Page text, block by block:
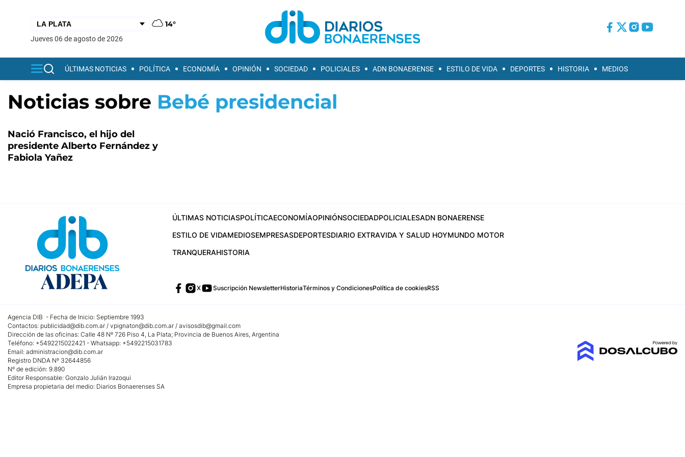
14°
jueves 06 de agosto de 2026
ÚLTIMAS NOTICIAS POLÍTICA ECONOMÍA OPINIÓN SOCIEDAD POLICIALES ADN BONAERENSE ESTILO DE VIDA DEPORTES HISTORIA MEDIOS
Noticias sobre Bebé presidencial
Nació Francisco, el hijo del
presidente Alberto Fernández y
Fabiola Yañez
ÚLTIMAS NOTICIASPOLÍTICAECONOMÍAOPINIÓNSOCIEDADPOLICIALESADN BONAERENSE
ESTILO DE VIDAMEDIOSEMPRESASDEPORTESDIARIO EXTRAVIDA Y SALUD HOYMUNDO MOTOR
TRANQUERAHISTORIA
X Suscripción NewsletterHistoriaTérminos y CondicionesPolítica de cookiesRSS
Agencia DIB - Fecha de Inicio: Septiembre 1993
Contactos: publicidad@dib.com.ar / vpignaton@dib.com.ar / avisosdib@gmail.com
Dirección de las oficinas: Calle 48 Nº 726 Piso 4, La Plata; Provincia de Buenos Aires, Argentina
Teléfono: +5492215022421 - Whatsapp: +5492215031783
Email: administracion@dib.com.ar
Registro DNDA Nº 32644856
Nº de edición: 9.890
Editor Responsable: Gonzalo Julián Irazoqui
Empresa propietaria del medio: Diarios Bonaerenses SA